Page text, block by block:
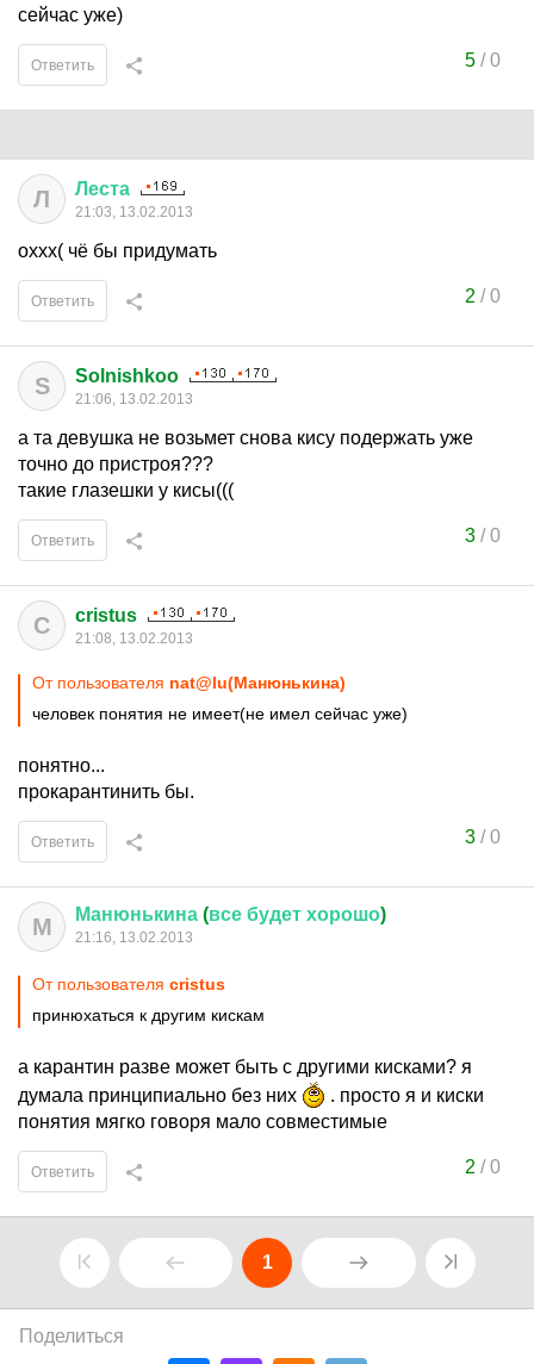
сейчас уже)
5/0
Ответить
Л Леста
21:03, 13.02.2013
оххх( чё бы придумать
2 /0
Ответить
S Solnishkoo
21:06, 13.02.2013
а та девушка не возьмет снова кису подержать уже
точно до пристроя???
такие глазешки у кисы(((
3/0
Ответить
C cristus
21:08, 13.02.2013
От пользователя nat@lu(Манюнькина)
человек понятия не имеет(не имел сейчас уже)
понятно...
прокарантинить бы.
3/0
Ответить
М Манюнькина (все будет хорошо)
21:16, 13.02.2013
От пользователя cristus
принюхаться к другим кискам
а карантин разве может быть с другими кисками? я
думала принципиально без них
. просто я и киски
понятия мягко говоря мало совместимые
2 /0
Ответить
1
Поделиться